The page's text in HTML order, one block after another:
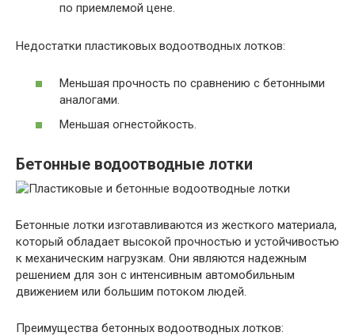
по приемлемой цене.
Недостатки пластиковых водоотводных лотков:
Меньшая прочность по сравнению с бетонными
аналогами.
Меньшая огнестойкость.
Бетонные водоотводные лотки
Бетонные лотки изготавливаются из жесткого материала,
который обладает высокой прочностью и устойчивостью
к механическим нагрузкам. Они являются надежным
решением для зон с интенсивным автомобильным
движением или большим потоком людей.
Преимущества бетонных водоотводных лотков: